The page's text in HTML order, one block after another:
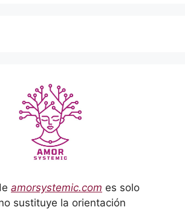
amorsystemic.com es solo
sustituye la orientación